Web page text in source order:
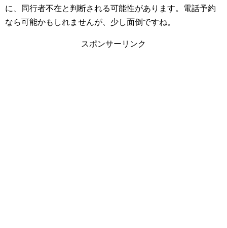
に、同行者不在と判断される可能性があります。電話予約
なら可能かもしれませんが、少し面倒ですね。
スポンサーリンク